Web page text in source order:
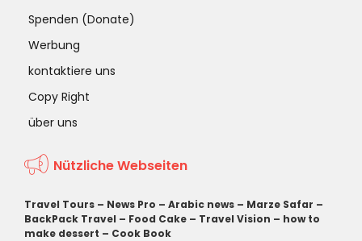
Spenden (Donate)
Werbung
kontaktiere uns
Copy Right
über uns
Nützliche Webseiten
Travel Tours – News Pro – Arabic news – Marze Safar –
BackPack Travel – Food Cake – Travel Vision – how to
make dessert – Cook Book